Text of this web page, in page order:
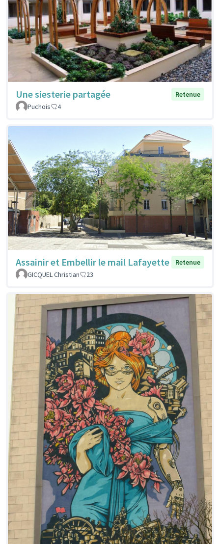
Une siesterie partagée
Retenue
Puchois
4
Assainir et Embellir le mail Lafayette
Retenue
GICQUEL Christian
23